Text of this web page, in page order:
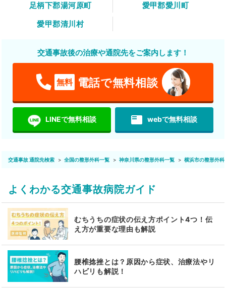
足柄下郡湯河原町
愛甲郡愛川町
愛甲郡清川村
交通事故後の治療や通院先をご案内します！
無料 電話で無料相談
LINEで無料相談 featured_play_list webで無料相談
交通事故 通院先検索 全国の整形外科一覧 神奈川県の整形外科一覧 横浜市の整形外科
よくわかる交通事故病院ガイド
むちうちの症状の伝え方ポイント4つ！伝
え方が重要な理由も解説
腰椎捻挫とは？原因から症状、治療法やリ
ハビリも解説！